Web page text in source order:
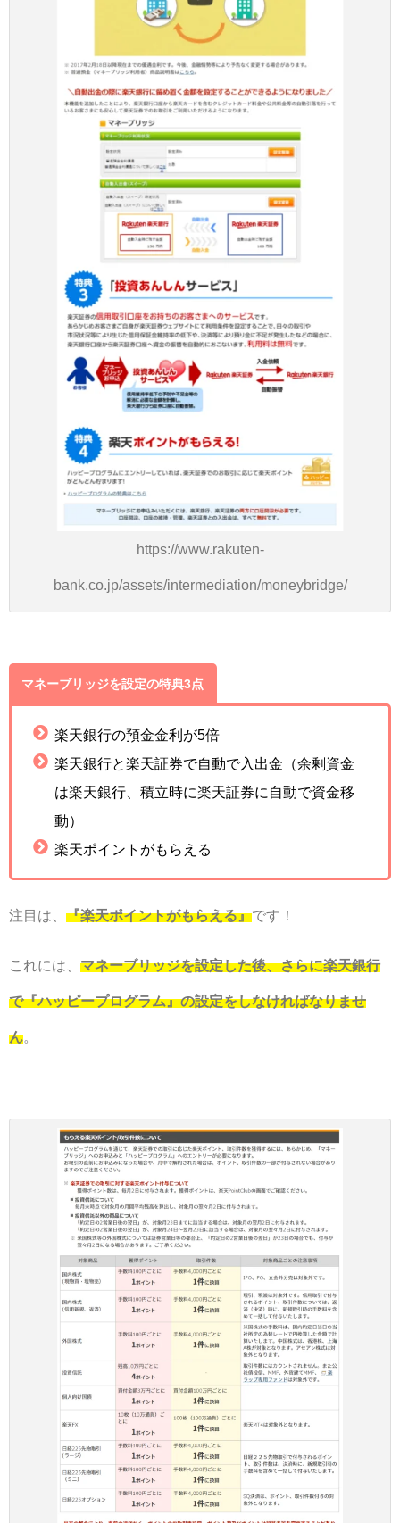
https://www.rakuten-
bank.co.jp/assets/intermediation/moneybridge/
マネーブリッジを設定の特典3点
楽天銀行の預金金利が5倍
楽天銀行と楽天証券で自動で入出金（余剰資金
は楽天銀行、積立時に楽天証券に自動で資金移
動）
楽天ポイントがもらえる
注目は、 『楽天ポイントがもらえる』です！
これには、 マネーブリッジを設定した後、さらに楽天銀行
で『ハッピープログラム』の設定をしなければなりませ
ん。